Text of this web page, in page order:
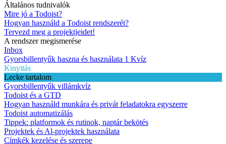
Általános tudnivalók
Mire jó a Todoist?
Hogyan használd a Todoist rendszerét?
Tervezd meg a projektjeidet!
A rendszer megismerése
Inbox
Gyorsbillentyűk haszna és használata 1 Kvíz
Kinyitás
Lecke tartalom
Gyorsbillentyűk villámkvíz
Todoist és a GTD
Hogyan használd munkára és privát feladatokra egyszerre
Todoist automatizálás
Tippek: platformok és rutinok, naptár bekötés
Projektek és Al-projektek használata
Címkék kezelése és szerepe